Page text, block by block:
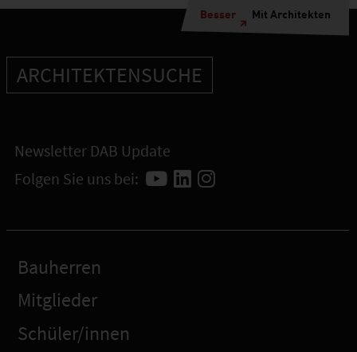
Besser Mit Architekten
ARCHITEKTENSUCHE
Newsletter DAB Update
Folgen Sie uns bei:
Bauherren
Mitglieder
Schüler/innen